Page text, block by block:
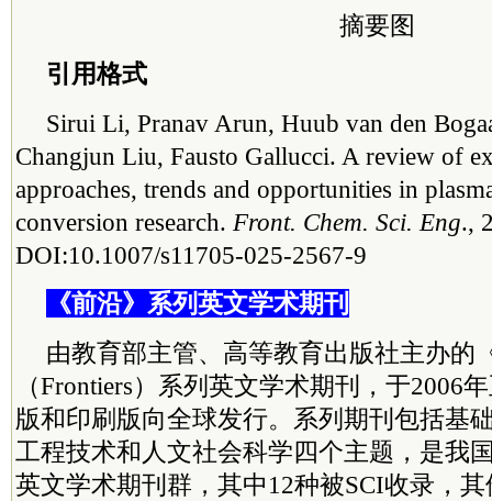
摘要图
引用格式
Sirui Li, Pranav Arun, Huub van den
Changjun Liu, Fausto Gallucci. A review of
approaches, trends and opportunities in
conversion research. Front. Chem. Sci. Eng.,
DOI:10.1007/s11705-025-2567-9
《前沿》系列英文学术期刊
由教育部主管、高等教育出版社主办的
（Frontiers）系列英文学术期刊，于2006
版和印刷版向全球发行。系列期刊包括基
工程技术和人文社会科学四个主题，是我
英文学术期刊群，其中12种被SCI收录，